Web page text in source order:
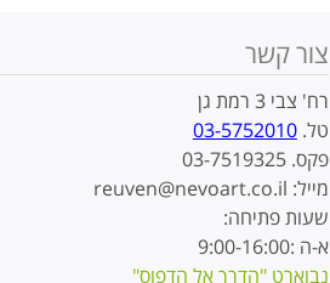
צור קשר
רח' צבי 3 רמת גן
טל.03-5752010
פקס. 03-7519325
מייל: reuven@nevoart.co.il
שעות פתיחה:
א-ה :9:00-16:00
נבוארט "הדרך אל הדפוס"